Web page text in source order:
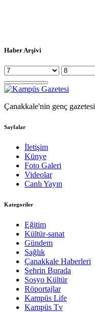
Haber Arşivi
Çanakkale'nin genç gazetesi
Sayfalar
İletişim
Künye
Foto Galeri
Videolar
Canlı Yayın
Kategoriler
Eğitim
Kültür-sanat
Gündem
Sağlık
Çanakkale Haberleri
Şehrin Burada
Sosyo Kültür
Röportajlar
Kampüs Life
Kampüs Tv